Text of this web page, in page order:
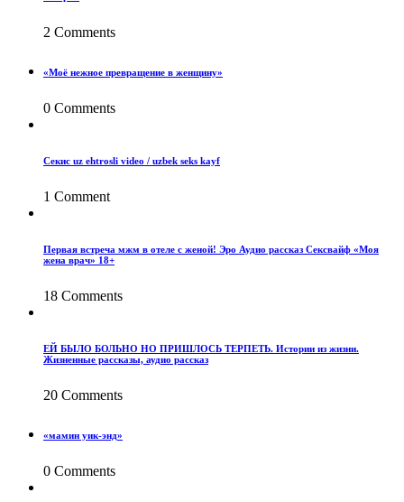
2 Comments
«Моё нежное превращение в женщину»
0 Comments
Секис uz ehtrosli video / uzbek seks kayf
1 Comment
Первая встреча мжм в отеле с женой! Эро Аудио рассказ Сексвайф «Моя
жена врач» 18+
18 Comments
ЕЙ БЫЛО БОЛЬНО НО ПРИШЛОСЬ ТЕРПЕТЬ. Истории из жизни.
Жизненные рассказы, аудио рассказ
20 Comments
«мамин уик-энд»
0 Comments